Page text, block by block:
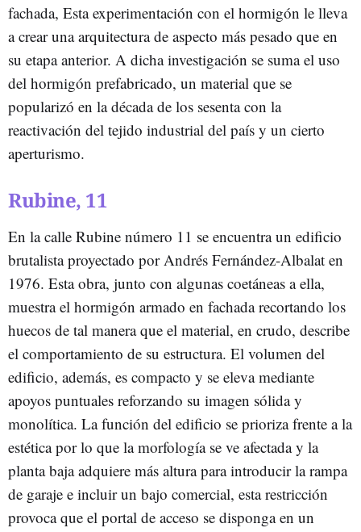
fachada, Esta experimentación con el hormigón le lleva
a crear una arquitectura de aspecto más pesado que en
su etapa anterior. A dicha investigación se suma el uso
del hormigón prefabricado, un material que se
popularizó en la década de los sesenta con la
reactivación del tejido industrial del país y un cierto
aperturismo.
Rubine, 11
En la calle Rubine número 11 se encuentra un edificio
brutalista proyectado por Andrés Fernández-Albalat en
1976. Esta obra, junto con algunas coetáneas a ella,
muestra el hormigón armado en fachada recortando los
huecos de tal manera que el material, en crudo, describe
el comportamiento de su estructura. El volumen del
edificio, además, es compacto y se eleva mediante
apoyos puntuales reforzando su imagen sólida y
monolítica. La función del edificio se prioriza frente a la
estética por lo que la morfología se ve afectada y la
planta baja adquiere más altura para introducir la rampa
de garaje e incluir un bajo comercial, esta restricción
provoca que el portal de acceso se disponga en un